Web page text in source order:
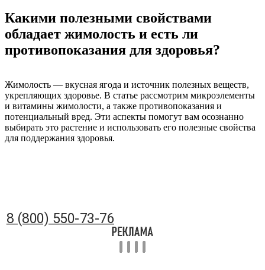
Какими полезными свойствами
обладает жимолость и есть ли
противопоказания для здоровья?
Жимолость — вкусная ягода и источник полезных веществ,
укрепляющих здоровье. В статье рассмотрим микроэлементы
и витамины жимолости, а также противопоказания и
потенциальный вред. Эти аспекты помогут вам осознанно
выбирать это растение и использовать его полезные свойства
для поддержания здоровья.